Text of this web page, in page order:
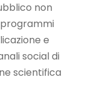
non
e
social di
scientifica